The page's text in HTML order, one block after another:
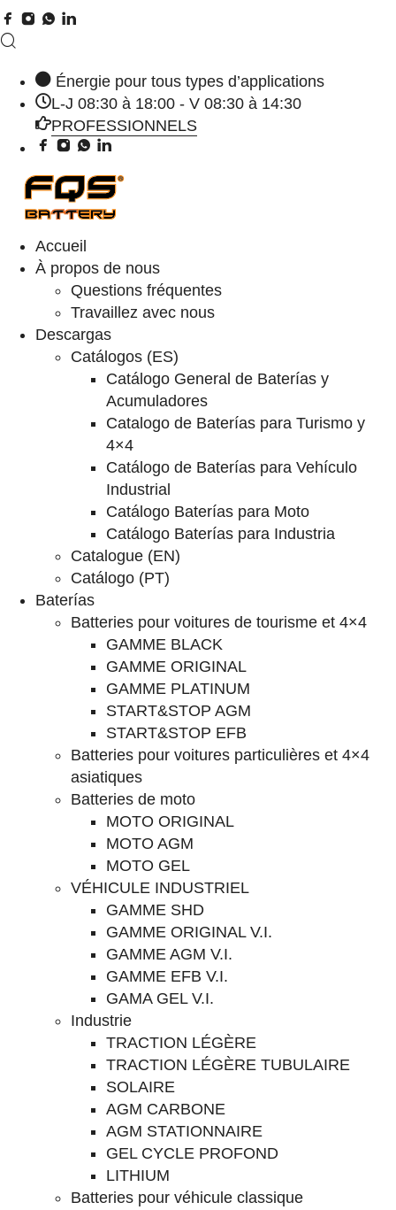
Énergie pour tous types d’applications
L-J 08:30 à 18:00 - V 08:30 à 14:30
PROFESSIONNELS
Accueil
À propos de nous
Questions fréquentes
Travaillez avec nous
Descargas
Catálogos (ES)
Catálogo General de Baterías y
Acumuladores
Catalogo de Baterías para Turismo y
4×4
Catálogo de Baterías para Vehículo
Industrial
Catálogo Baterías para Moto
Catálogo Baterías para Industria
Catalogue (EN)
Catálogo (PT)
Baterías
Batteries pour voitures de tourisme et 4×4
GAMME BLACK
GAMME ORIGINAL
GAMME PLATINUM
START&STOP AGM
START&STOP EFB
Batteries pour voitures particulières et 4×4
asiatiques
Batteries de moto
MOTO ORIGINAL
MOTO AGM
MOTO GEL
VÉHICULE INDUSTRIEL
GAMME SHD
GAMME ORIGINAL V.I.
GAMME AGM V.I.
GAMME EFB V.I.
GAMA GEL V.I.
Industrie
TRACTION LÉGÈRE
TRACTION LÉGÈRE TUBULAIRE
SOLAIRE
AGM CARBONE
AGM STATIONNAIRE
GEL CYCLE PROFOND
LITHIUM
Batteries pour véhicule classique